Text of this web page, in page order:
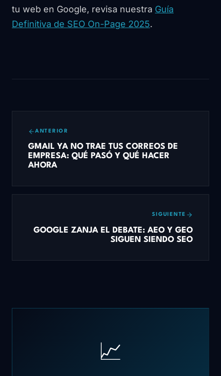
tu web en Google, revisa nuestra Guía
Definitiva de SEO On-Page 2025.
ANTERIOR
GMAIL YA NO TRAE TUS CORREOS DE
EMPRESA: QUÉ PASÓ Y QUÉ HACER
AHORA
SIGUIENTE
GOOGLE ZANJA EL DEBATE: AEO Y GEO
SIGUEN SIENDO SEO
📈